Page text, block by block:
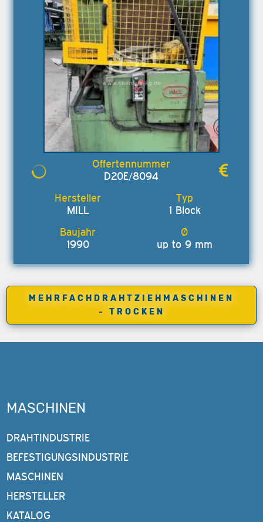
D20E/8094
MILL 1 Block
1990 up to 9 mm
MEHRFACHDRAHTZIEHMASCHINEN
- TROCKEN
MASCHINEN
DRAHTINDUSTRIE
BEFESTIGUNGSINDUSTRIE
MASCHINEN
HERSTELLER
KATALOG